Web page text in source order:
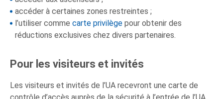
accéder à certaines zones restreintes ;
l’utiliser comme carte privilège pour obtenir des
réductions exclusives chez divers partenaires.
Pour les visiteurs et invités
Les visiteurs et invités de l’UA recevront une carte de